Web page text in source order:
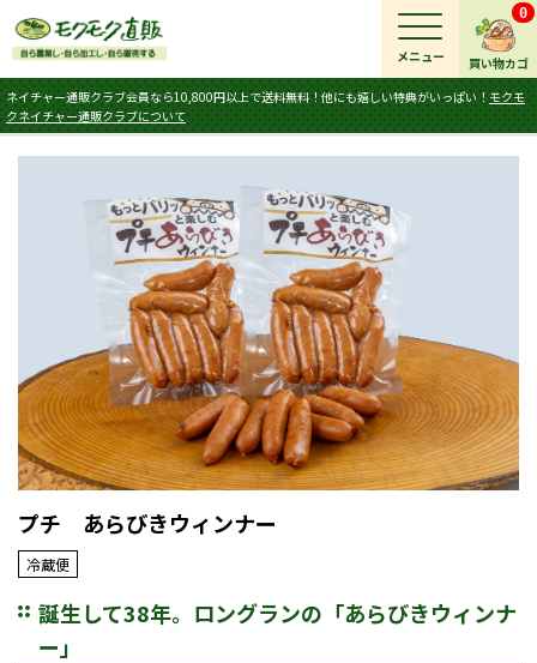
買い物カゴ
0
ネイチャー通販クラブ会員なら10,800円以上で送料無料！他にも嬉しい特典がいっぱい！ モクモ
クネイチャー通販クラブについて
メニュー
プチ あらびきウィンナー
冷蔵便
誕生して38年。ロングランの「あらびきウィンナ
ー」